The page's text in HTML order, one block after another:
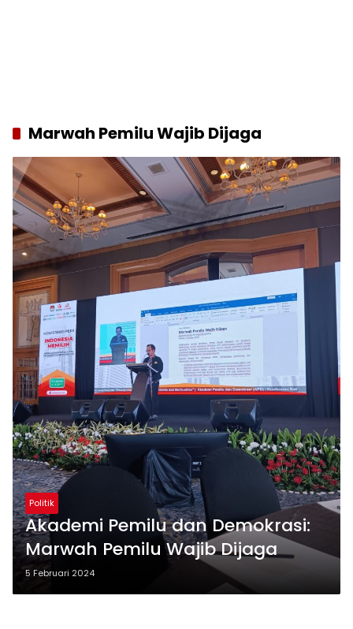
Marwah Pemilu Wajib Dijaga
Politik
Akademi Pemilu dan Demokrasi:
Marwah Pemilu Wajib Dijaga
5 Februari 2024